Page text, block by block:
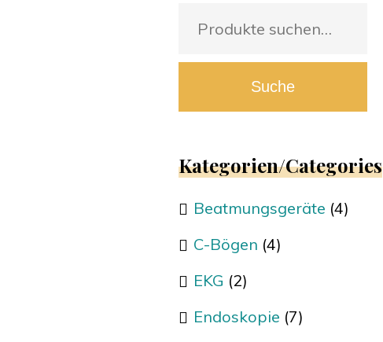
Suche
Kategorien/Categories
Beatmungsgeräte (4)
C-Bögen (4)
EKG (2)
Endoskopie (7)